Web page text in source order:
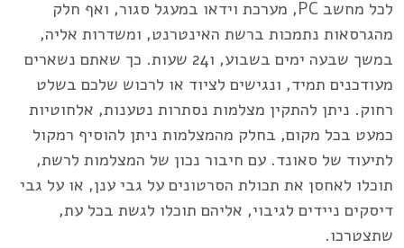
לכל מחשב PC, מערכת וידאו במעגל סגור, ואף חלק
מהגרסאות נתמכות ברשת האינטרנט, ומשדרות אליה,
במשך שבעה ימים בשבוע, ו24 שעות. כך שאתם נשארים
מעודכנים תמיד, ונגישים לציוד או לרכוש שלכם בשלט
רחוק. ניתן להתקין מצלמות נסתרות נטענות, אלחוטיות
כמעט בכל מקום, בחלק מהמצלמות ניתן להוסיף רמקול
לתיעוד של סאונד. עם חיבור נכון של המצלמות לרשת,
תוכלו לאחסן את תכולת הסרטונים על גבי ענן, או על גבי
דיסקים ניידים לגיבוי, אליהם תוכלו לגשת בכל עת,
שתצטרכו.